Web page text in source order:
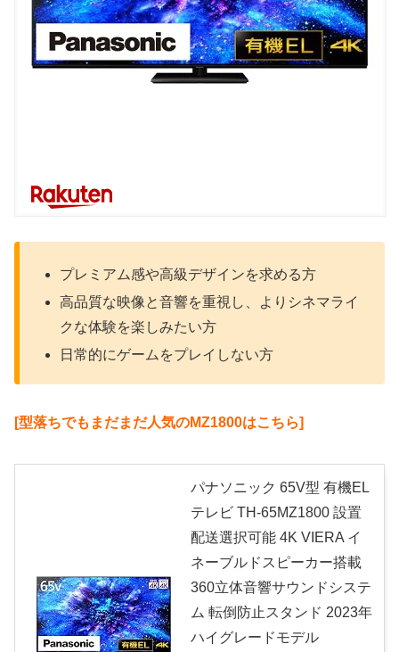
プレミアム感や高級デザインを求める方
高品質な映像と音響を重視し、よりシネマライ
クな体験を楽しみたい方
日常的にゲームをプレイしない方
[型落ちでもまだまだ人気のMZ1800はこちら]
パナソニック 65V型 有機EL
テレビ TH-65MZ1800 設置
配送選択可能 4K VIERA イ
ネーブルドスピーカー搭載
360立体音響サウンドシステ
ム 転倒防止スタンド 2023年
ハイグレードモデル